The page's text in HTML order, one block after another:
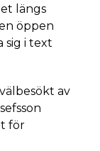
längs
öppen
sig i text
av
för